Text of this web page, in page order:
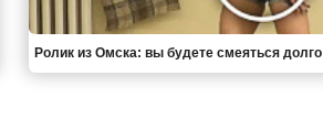
Ролик из Омска: вы будете смеяться долго